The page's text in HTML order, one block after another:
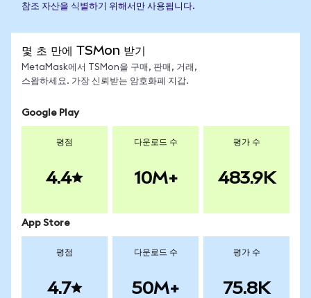
참조 자산을 식별하기 위해서만 사용됩니다.
몇 초 만에 TSMon 받기
MetaMask에서 TSMon을 구매, 판매, 거래,
스왑하세요. 가장 신뢰받는 암호화폐 지갑.
Google Play
평점
4.4
다운로드 수
10M+
평가 수
483.9K
App Store
평점
4.7
다운로드 수
50M+
평가 수
75.8K